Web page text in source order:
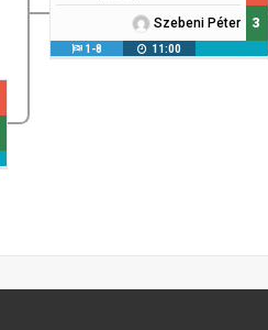
Szebeni Péter 3
1-8 11:00